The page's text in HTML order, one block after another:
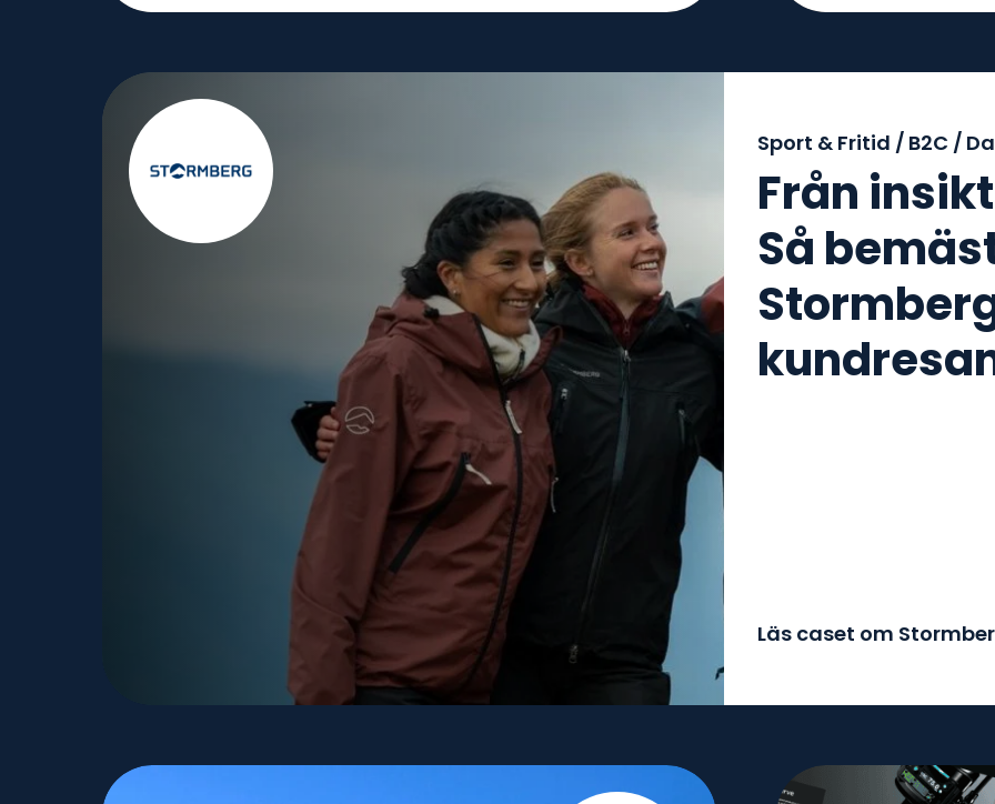
Sport & Fritid / B2C /
Från
Så
Läs caset om